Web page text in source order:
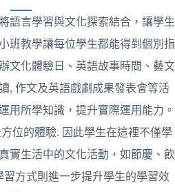
語言學習與文化探索結合，讓學生
班教學讓每位學生都能得到個別指
文化體驗日、英語故事時間、藝文
, 作文及英語戲劇成果發表會等活
用所學知識，提升實際運用能力。
位的體驗. 因此學生在這裡不僅學
實生活中的文化活動，如節慶、飲
方式則進一步提升學生的學習效